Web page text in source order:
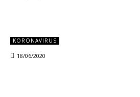
KORONAVIRUS
18/06/2020